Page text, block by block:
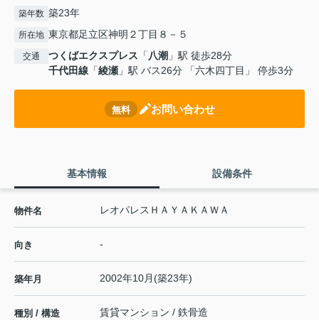
築年数 築23年
所在地 東京都足立区神明２丁目８－５
交通 つくばエクスプレス 「八潮 」駅 徒歩28分
千代田線 「綾瀬 」駅 バス26分 「六木四丁目」 停歩3分
無料 お問い合わせ
基本情報 設備条件
物件名 レオパレスＨＡＹＡＫＡＷＡ
向き -
築年月 2002年10月(築23年)
種別 / 構造 賃貸マンション / 鉄骨造